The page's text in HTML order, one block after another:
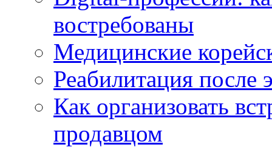
востребованы
Медицинские
Реабилитация после
Как организовать
продавцом